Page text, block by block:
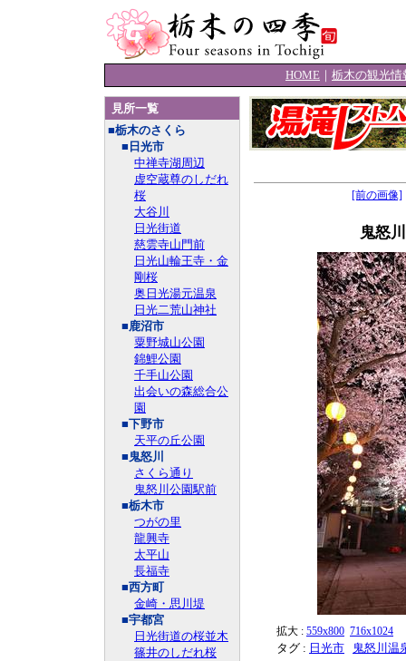
HOME ｜ 栃木の観光情
見所一覧
■栃木のさくら
■日光市
中禅寺湖周辺
虚空蔵尊のしだれ
桜
大谷川
日光街道
慈雲寺山門前
日光山輪王寺・金
剛桜
奥日光湯元温泉
日光二荒山神社
■鹿沼市
粟野城山公園
錦鯉公園
千手山公園
出会いの森総合公
園
■下野市
天平の丘公園
■鬼怒川
さくら通り
鬼怒川公園駅前
■栃木市
つがの里
龍興寺
太平山
長福寺
■西方町
金崎・思川堤
■宇都宮
日光街道の桜並木
篠井のしだれ桜
[前の画像]
鬼怒
拡大 : 559x800 716x1024
タグ : 日光市
鬼怒川温